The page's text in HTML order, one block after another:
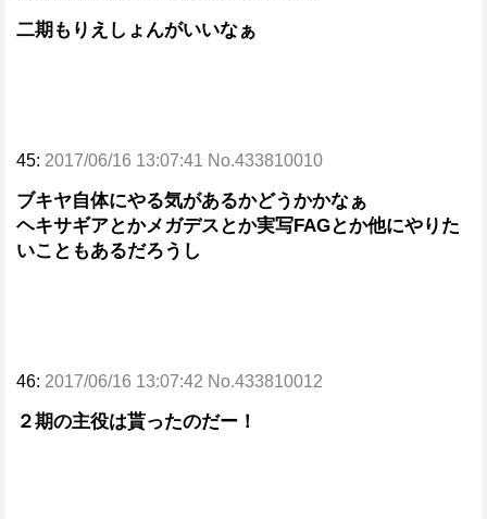
二期もりえしょんがいいなぁ
45: 2017/06/16 13:07:41 No.433810010
ブキヤ自体にやる気があるかどうかかなぁ
ヘキサギアとかメガデスとか実写FAGとか他にやりた
いこともあるだろうし
46: 2017/06/16 13:07:42 No.433810012
２期の主役は貰ったのだー！